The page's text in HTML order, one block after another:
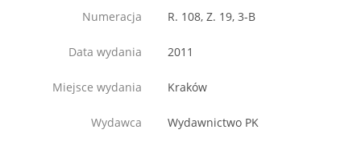
Numeracja R. 108, Z. 19, 3-B
Data wydania 2011
Miejsce wydania Kraków
Wydawca Wydawnictwo PK